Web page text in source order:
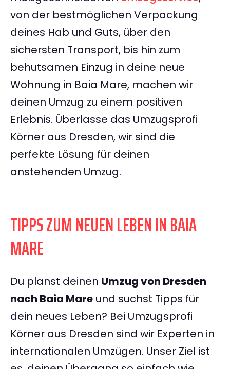
von der bestmöglichen Verpackung
deines Hab und Guts, über den
sichersten Transport, bis hin zum
behutsamen Einzug in deine neue
Wohnung in Baia Mare, machen wir
deinen Umzug zu einem positiven
Erlebnis. Überlasse das Umzugsprofi
Körner aus Dresden, wir sind die
perfekte Lösung für deinen
anstehenden Umzug.
TIPPS ZUM NEUEN LEBEN IN BAIA
MARE
Du planst deinen Umzug von Dresden
nach Baia Mare und suchst Tipps für
dein neues Leben? Bei Umzugsprofi
Körner aus Dresden sind wir Experten in
internationalen Umzügen. Unser Ziel ist